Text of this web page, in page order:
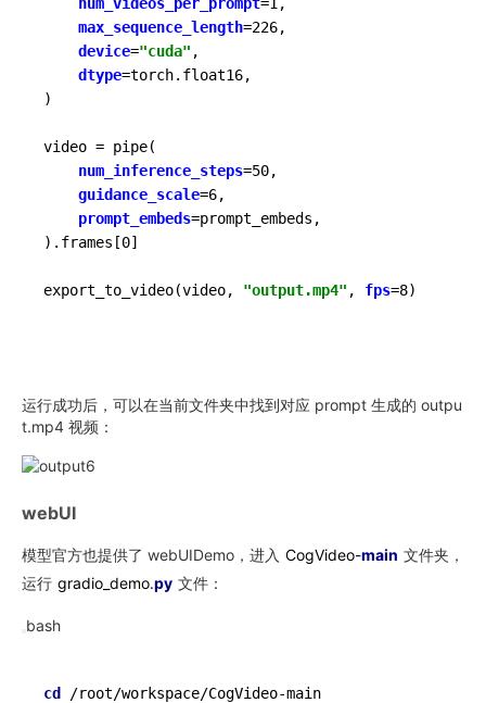
max_sequence_length=226,
device="cuda" ,
dtype=torch.float16,
)
video = pipe(
num_inference_steps=50,
guidance_scale=6,
prompt_embeds=prompt_embeds,
).frames[0]
export_to_video(video, "output.mp4" , fps=8)
运行成功后，可以在当前文件夹中找到对应 prompt 生成的 outpu
t.mp4 视频：
webUI
模型官方也提供了 webUIDemo，进入 CogVideo-main 文件夹，
运行 gradio_demo.py 文件：
bash
cd